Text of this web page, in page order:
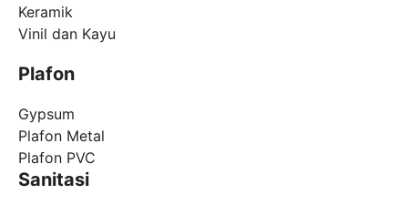
Keramik
Vinil dan Kayu
Plafon
Gypsum
Plafon Metal
Plafon PVC
Sanitasi